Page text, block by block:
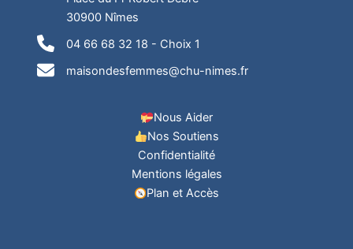
30900 Nîmes
04 66 68 32 18 - Choix 1
maisondesfemmes@chu-nimes.fr
Nous Aider
Nos Soutiens
Confidentialité
Mentions légales
Plan et Accès